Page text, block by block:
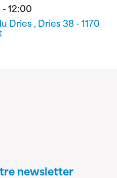
12:00
Dries , Dries 38 - 1170
newsletter